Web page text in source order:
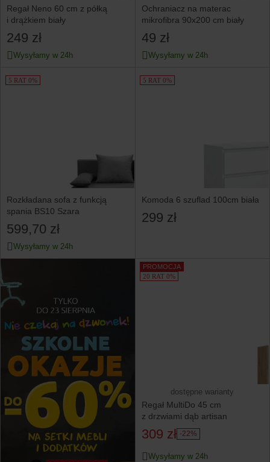
Regał Neno 60 cm z półką
i drążkiem biały
249 zł
Wysyłamy w 24h
Ochraniacz na materac
mikrofibra 90x200 cm biały
49 zł
Wysyłamy w 24h
5 RAT 0%
Rozkładana sofa z funkcją
spania BS10 Szara
599,70 zł
Wysyłamy w 24h
5 RAT 0%
Komoda 6 szuflad 100cm biała
299 zł
PROMOCJA
20 RAT 0%
dostępne warianty
Regał MultiDo 45 cm
z drzwiami dąb artisan
309 zł -22%
Wysyłamy w 24h